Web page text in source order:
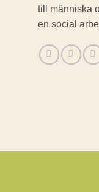
till människa
en social